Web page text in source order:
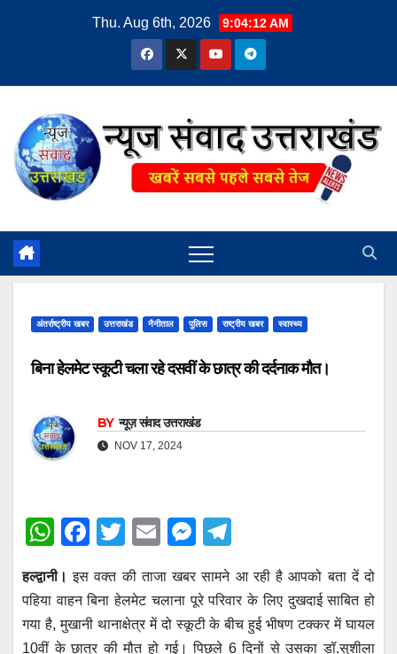
Thu. Aug 6th, 2026 9:04:13 AM
अंतर्राष्ट्रीय खबर उत्तराखंड नैनीताल पुलिस राष्ट्रीय खबर स्वास्थ्य
बिना हेलमेट स्कूटी चला रहे दसवीं के छात्र की दर्दनाक मौत।
BY न्यूज़ संवाद उत्तराखंड
NOV 17, 2024
W
h
at
s
A
F
c
e
b
T
wi
tt
er
E
ail
M
ss
e
n
e
gr
a
हल्द्वानी। इस वक्त की ताजा खबर सामने आ रही है आपको बता दें दो
पहिया वाहन बिना हेलमेट चलाना पूरे परिवार के लिए दुखदाई साबित हो
गया है, मुखानी थानाक्षेत्र में दो स्कूटी के बीच हुई भीषण टक्कर में घायल
10वीं के छात्र की मौत हो गई। पिछले 6 दिनों से उसका डॉ.सुशीला